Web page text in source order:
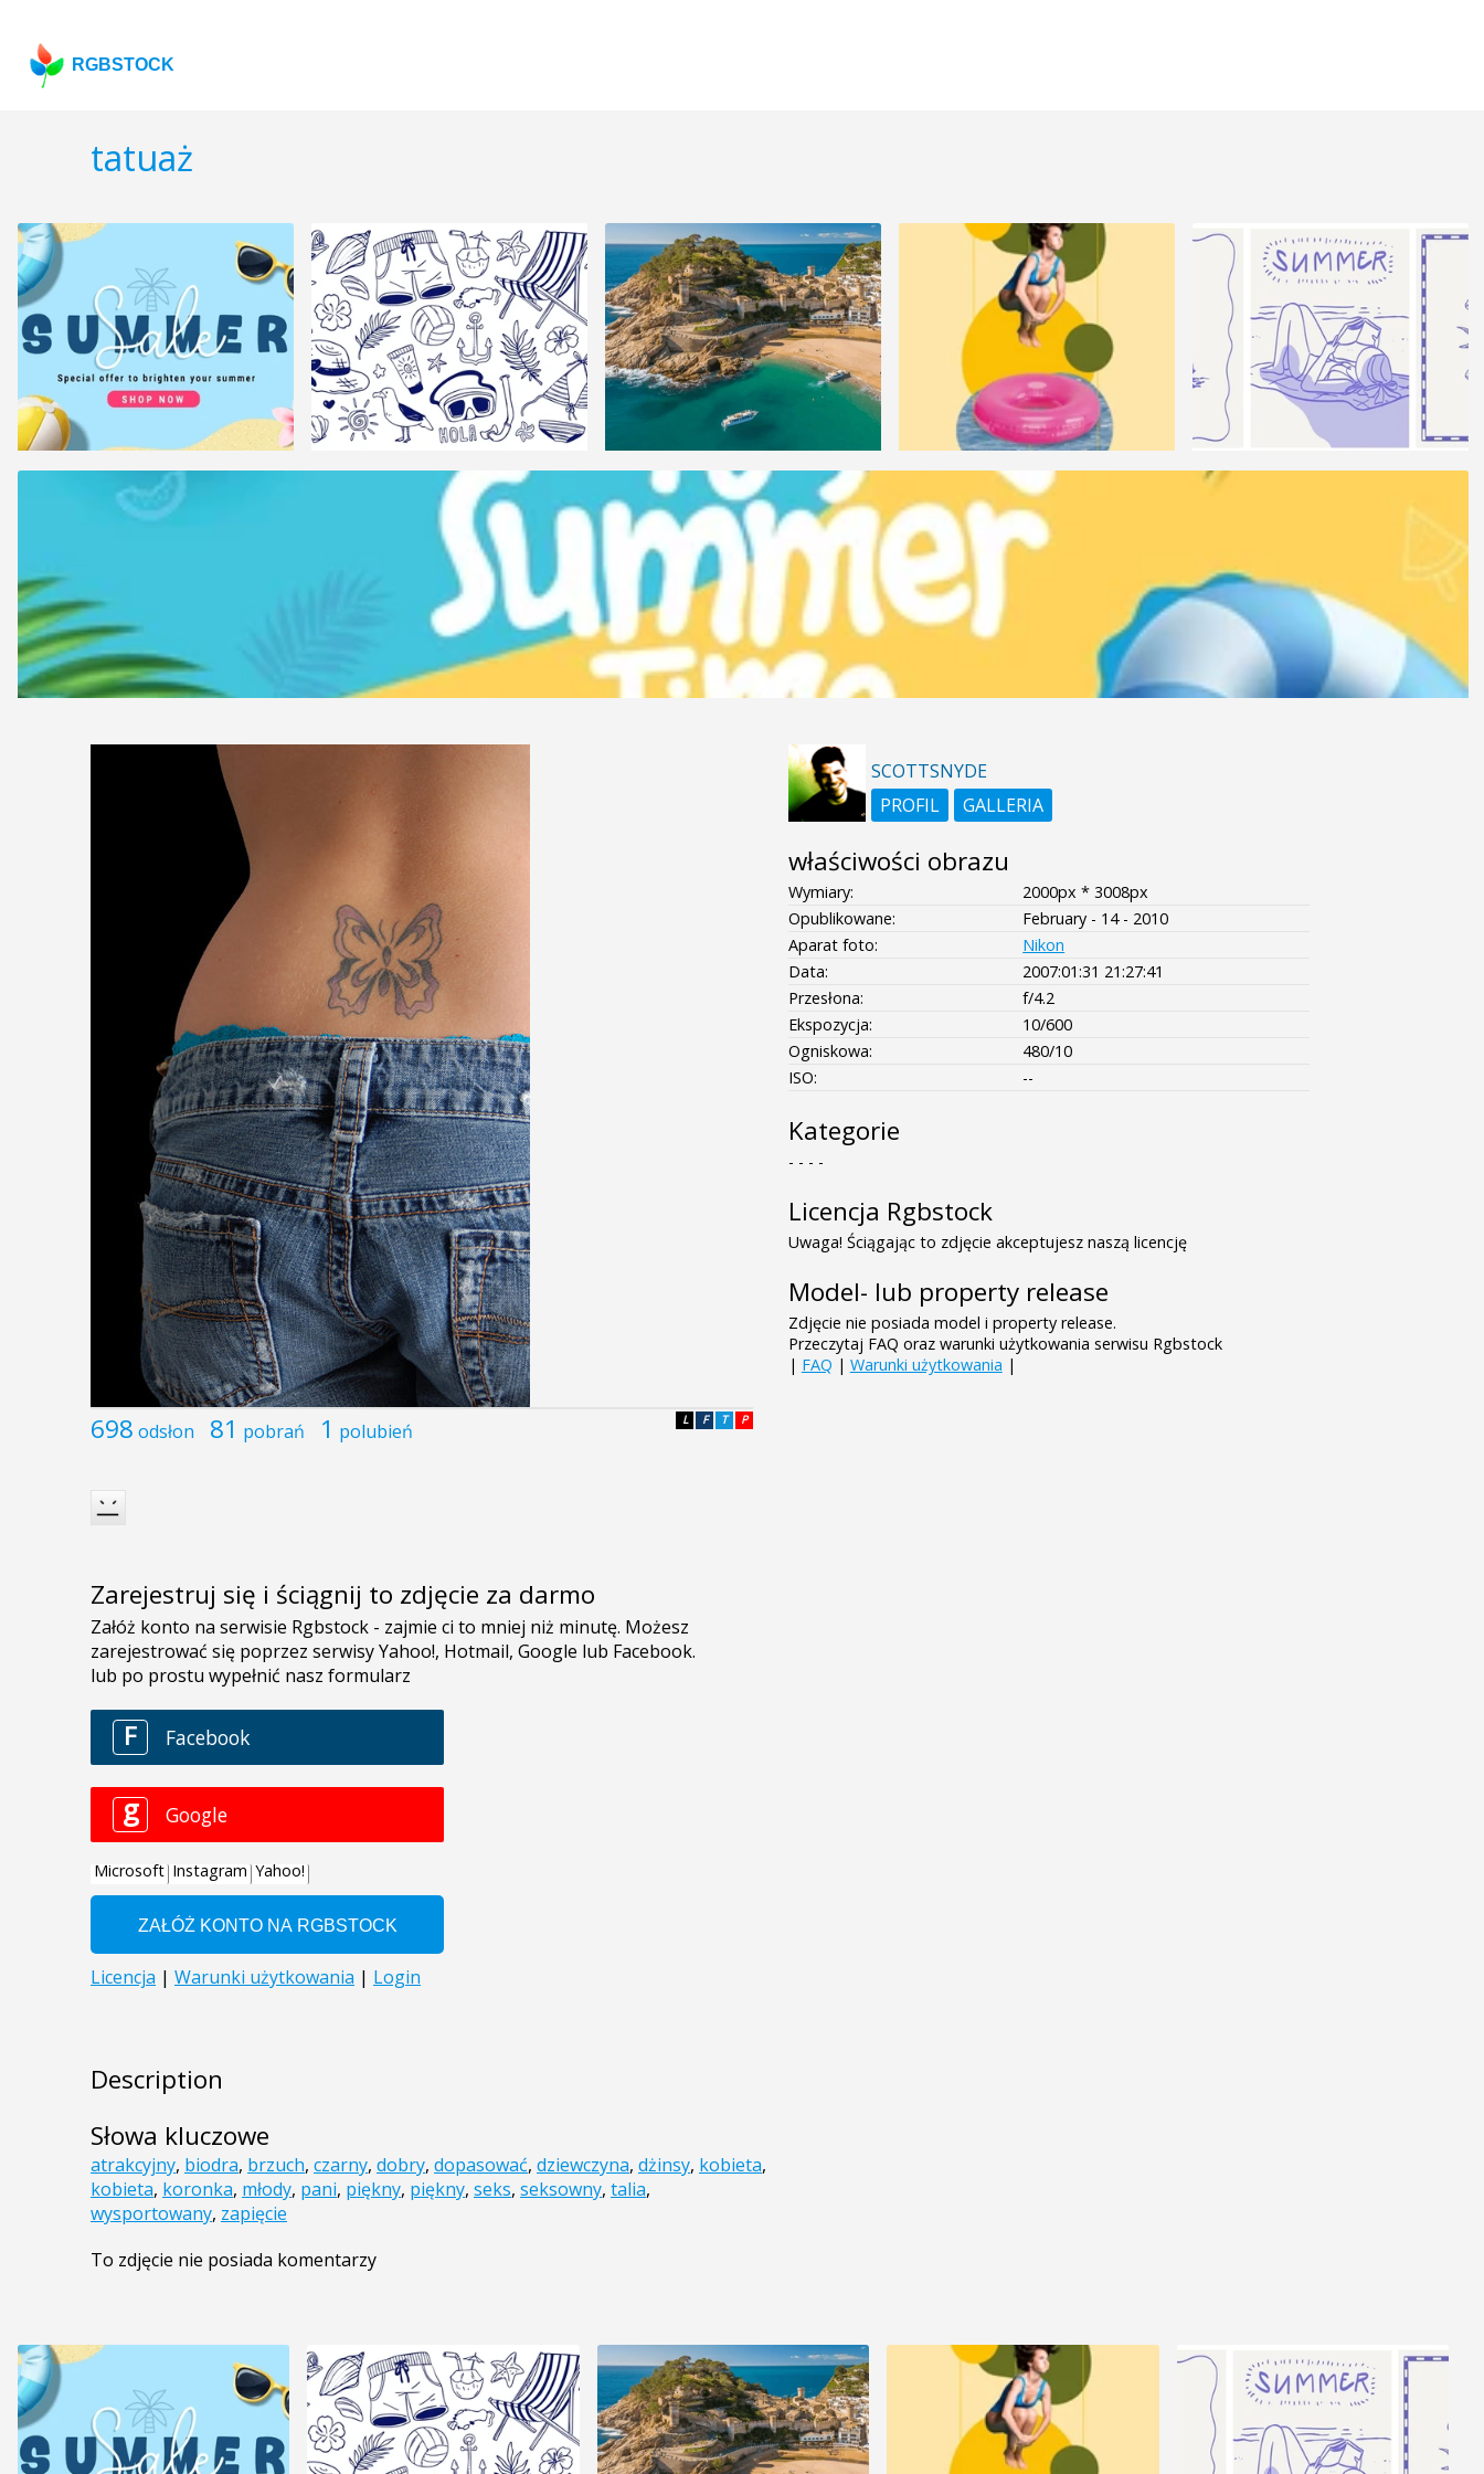
RGBSTOCK
tatuaż
698 odsłon 81 pobrań 1 polubień P
T
F
L
Zarejestruj się i ściągnij to zdjęcie za darmo
Description
Słowa kluczowe
atrakcyjny, biodra, brzuch, czarny, dobry, dopasować, dziewczyna, dżinsy, kobieta,
kobieta, koronka, młody, pani, piękny, piękny, seks, seksowny, talia,
wysportowany, zapięcie
To zdjęcie nie posiada komentarzy
SCOTTSNYDE
PROFIL
GALLERIA
właściwości obrazu
Wymiary:
2000px * 3008px
Opublikowane:
February - 14 - 2010
Aparat foto:
Nikon
Data:
2007:01:31 21:27:41
Przesłona:
f/4.2
Ekspozycja:
10/600
Ogniskowa:
480/10
ISO:
--
Kategorie
- - - -
Licencja Rgbstock
Uwaga! Ściągając to zdjęcie akceptujesz naszą licencję
Model- lub property release
Zdjęcie nie posiada model i property release.
Przeczytaj FAQ oraz warunki użytkowania serwisu Rgbstock
| FAQ | Warunki użytkowania |